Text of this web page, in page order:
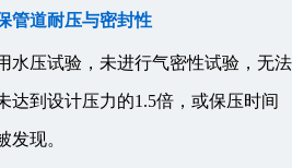
管道耐压与密封性
水压试验，未进行气密性试验，无法
达到设计压力的1.5倍，或保压时间
发现。